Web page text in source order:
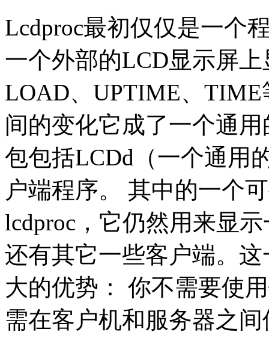
Lcdproc最初仅仅是一个
一个外部的LCD显示屏上
LOAD、UPTIME、
间的变化它成了一个通
包包括LCDd（一个通用
户端程序。 其中的一个
lcdproc，它仍然用来显
还有其它一些客户端。
大的优势： 你不需要使
需在客户机和服务器之